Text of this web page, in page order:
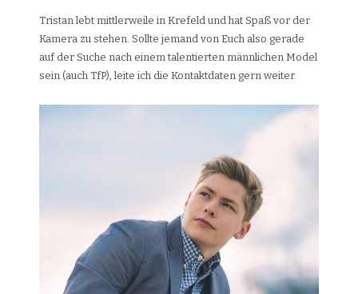
Tristan lebt mittlerweile in Krefeld und hat Spaß vor der
Kamera zu stehen. Sollte jemand von Euch also gerade
auf der Suche nach einem talentierten männlichen Model
sein (auch TfP), leite ich die Kontaktdaten gern weiter.